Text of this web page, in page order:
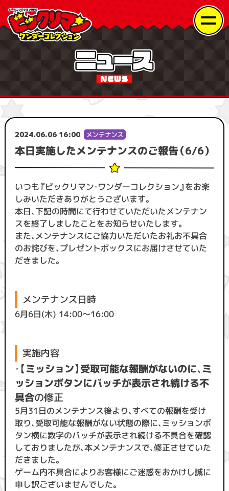
2024.06.06 16:00
本日実施したメンテナンスのご報告（6/6）
いつも『ビックリマン・ワンダーコレクション』をお楽
しみいただきありがとうございます。
本日、下記の時間にて行わせていただいたメンテナン
スを終了しましたことをお知らせいたします。
また、メンテナンスにご協力いただいたお礼お不具合
のお詫びを、プレゼントボックスにお届けさせていた
だきました。
メンテナンス日時
6月6日(木) 14:00〜16:00
実施内容
・【ミッション】受取可能な報酬がないのに、ミ
ッションボタンにバッチが表示され続ける不
具合の修正
5月31日のメンテナンス後より、すべての報酬を受け
取り、受取可能な報酬がない状態の際に、ミッションボ
タン横に数字のバッチが表示され続ける不具合を確認
しておりましたが、本メンテナンスで、修正させていた
だきました。
ゲーム内不具合によりお客様にご迷惑をおかけし誠に
申し訳ございませんでした。